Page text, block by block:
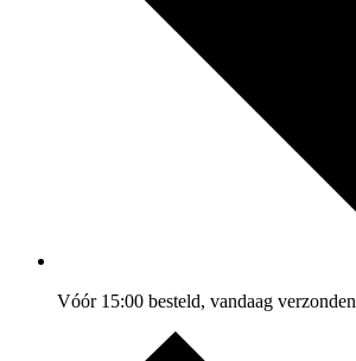
Vóór 15:00 besteld, vandaag verzonden